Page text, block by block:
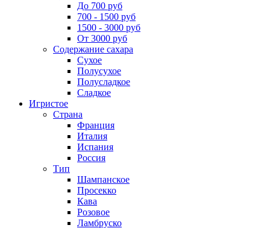
До 700 руб
700 - 1500 руб
1500 - 3000 руб
От 3000 руб
Содержание сахара
Сухое
Полусухое
Полусладкое
Сладкое
Игристое
Страна
Франция
Италия
Испания
Россия
Тип
Шампанское
Просекко
Кава
Розовое
Ламбруско